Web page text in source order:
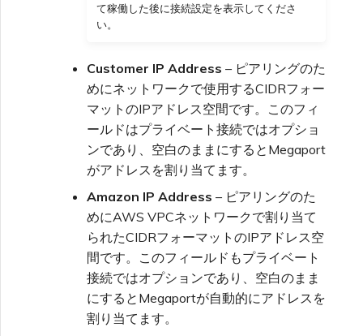
て稼働した後に接続設定を表示してくださ
い。
Customer IP Address – ピアリングのた
めにネットワークで使用するCIDRフォー
マットのIPアドレス空間です。このフィ
ールドはプライベート接続ではオプショ
ンであり、空白のままにするとMegaport
がアドレスを割り当てます。
Amazon IP Address – ピアリングのた
めにAWS VPCネットワークで割り当て
られたCIDRフォーマットのIPアドレス空
間です。このフィールドもプライベート
接続ではオプションであり、空白のまま
にするとMegaportが自動的にアドレスを
割り当てます。